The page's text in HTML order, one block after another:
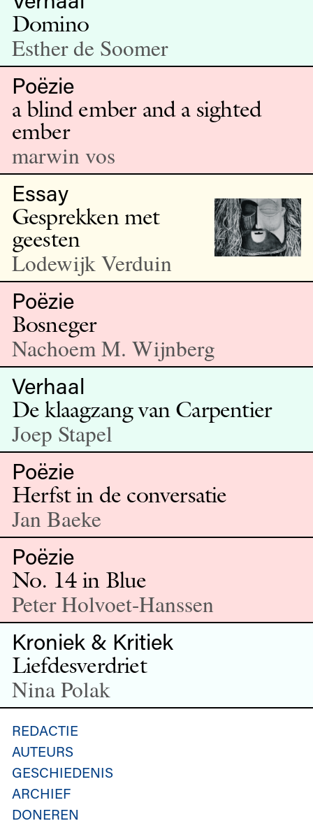
Domino
Esther de Soomer
Poëzie
a blind ember and a sighted
ember
marwin vos
Essay
Gesprekken met
geesten
Lodewijk Verduin
Poëzie
Bosneger
Nachoem M. Wijnberg
Verhaal
De klaagzang van Carpentier
Joep Stapel
Poëzie
Herfst in de conversatie
Jan Baeke
Poëzie
No. 14 in Blue
Peter Holvoet-Hanssen
Kroniek & Kritiek
Liefdesverdriet
Nina Polak
REDACTIE
AUTEURS
GESCHIEDENIS
ARCHIEF
DONEREN